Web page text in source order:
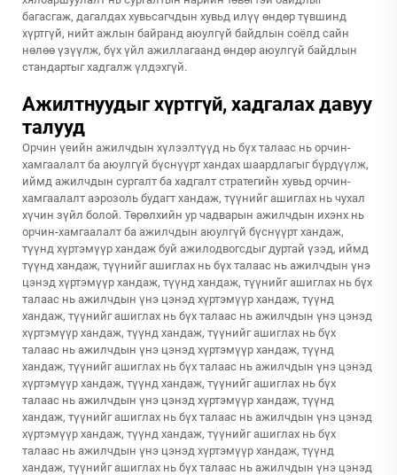
багасгаж, дагалдах хувьсагчдын хувьд илүү өндөр түвшинд
хүртгүй, нийт ажлын байранд аюулгүй байдлын соёлд сайн
нөлөө үзүүлж, бүх үйл ажиллагаанд өндөр аюулгүй байдлын
стандартыг хадгалж үлдэхгүй.
Ажилтнуудыг хүртгүй, хадгалах давуу
талууд
Орчин үеийн ажилчдын хүлээлтүүд нь бүх талаас нь орчин-
хамгаалалт ба аюулгүй бүснүүрт хандах шаардлагыг бүрдүүлж,
иймд ажилчдын сургалт ба хадгалт стратегийн хувьд орчин-
хамгаалалт аэрозоль будагт хандаж, түүнийг ашиглах нь чухал
хүчин зүйл болой. Төрөлхийн ур чадварын ажилчдын ихэнх нь
орчин-хамгаалалт ба ажилчдын аюулгүй бүснүүрт хандаж,
түүнд хүртэмүүр хандаж буй ажилодвогсдыг дуртай үзэд, иймд
түүнд хандаж, түүнийг ашиглах нь бүх талаас нь ажилчдын үнэ
цэнэд хүртэмүүр хандаж, түүнд хандаж, түүнийг ашиглах нь бүх
талаас нь ажилчдын үнэ цэнэд хүртэмүүр хандаж, түүнд
хандаж, түүнийг ашиглах нь бүх талаас нь ажилчдын үнэ цэнэд
хүртэмүүр хандаж, түүнд хандаж, түүнийг ашиглах нь бүх
талаас нь ажилчдын үнэ цэнэд хүртэмүүр хандаж, түүнд
хандаж, түүнийг ашиглах нь бүх талаас нь ажилчдын үнэ цэнэд
хүртэмүүр хандаж, түүнд хандаж, түүнийг ашиглах нь бүх
талаас нь ажилчдын үнэ цэнэд хүртэмүүр хандаж, түүнд
хандаж, түүнийг ашиглах нь бүх талаас нь ажилчдын үнэ цэнэд
хүртэмүүр хандаж, түүнд хандаж, түүнийг ашиглах нь бүх
талаас нь ажилчдын үнэ цэнэд хүртэмүүр хандаж, түүнд
хандаж, түүнийг ашиглах нь бүх талаас нь ажилчдын үнэ цэнэд